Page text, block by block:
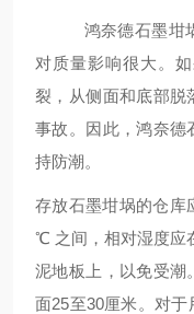
鸿奈德石墨坩埚
对质量影响很大。
裂，从侧面和底部脱
事故。因此，鸿奈德
持防潮。
存放石墨坩埚的仓
℃ 之间，相对湿度应
泥地板上，以免受潮
面25至30厘米。对